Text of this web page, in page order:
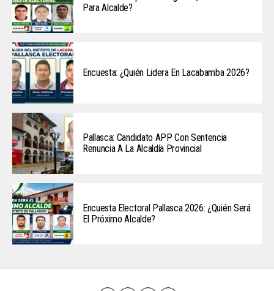
Para Alcalde?
Encuesta: ¿Quién Lidera En Lacabamba 2026?
Pallasca: Candidato APP Con Sentencia
Renuncia A La Alcaldía Provincial
Encuesta Electoral Pallasca 2026: ¿Quién Será
El Próximo Alcalde?